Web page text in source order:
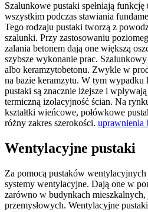
Szalunkowe pustaki spełniają
wszystkim podczas stawiania
Tego rodzaju pustaki tworzą z
szalunki. Przy zastosowaniu
zalania betonem dają one większą
szybsze wykonanie prac.
albo keramzytobetonu. Zwykle w
na bazie keramzytu. W tym wypadku
pustaki są znacznie lżejsze i
termiczną izolacyjność ścian. Na
kształtki wieńcowe, połówkowe
różny zakres szerokości. uprawnienia
Wentylacyjne pustaki
Za pomocą pustaków
systemy wentylacyjne. Dają one w
zarówno w budynkach
przemysłowych. Wentylacyjne